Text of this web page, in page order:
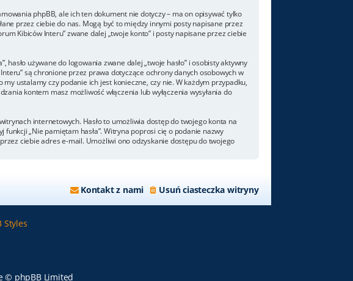
phpBB, ale ich ten dokument nie dotyczy – ma on opisywać tylko
przez ciebie do nas. Mogą być to między innymi posty napisane przez
Kibiców Interu” zwane dalej „twoje konto” i posty napisane przez ciebie
używane do logowania zwane dalej „twoje hasło” i osobisty aktywny
są chronione przez prawa dotyczące ochrony danych osobowych w
ustalamy czy podanie ich jest konieczne, czy nie. W każdym przypadku,
kontem masz możliwość włączenia lub wyłączenia wysyłania do
internetowych. Hasło to umożliwia dostęp do twojego konta na
funkcji „Nie pamiętam hasła”. Witryna poprosi cię o podanie nazwy
ciebie adres e-mail. Umożliwi ono odzyskanie dostępu do twojego
Usuń ciasteczka witryny
Kontakt z nami
Styles
© phpBB Limited